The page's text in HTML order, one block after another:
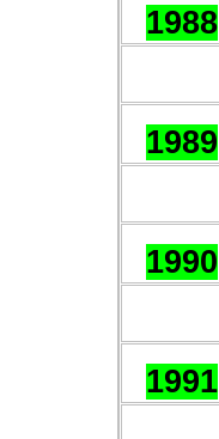
1988
1989
1990
1991